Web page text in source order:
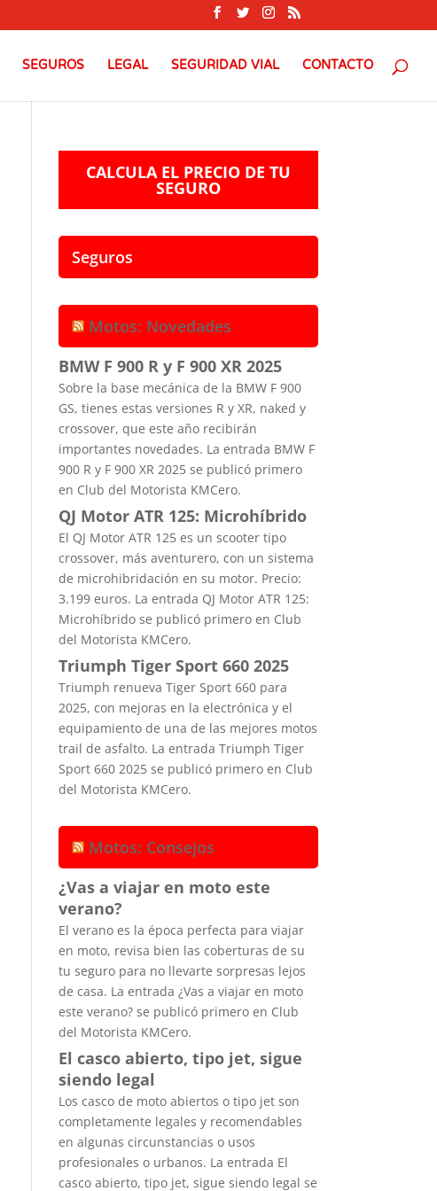
SEGUROS LEGAL SEGURIDAD VIAL CONTACTO
CALCULA EL PRECIO DE TU
SEGURO
Seguros
Motos: Novedades
BMW F 900 R y F 900 XR 2025
Sobre la base mecánica de la BMW F 900
GS, tienes estas versiones R y XR, naked y
crossover, que este año recibirán
importantes novedades. La entrada BMW F
900 R y F 900 XR 2025 se publicó primero
en Club del Motorista KMCero.
QJ Motor ATR 125: Microhíbrido
El QJ Motor ATR 125 es un scooter tipo
crossover, más aventurero, con un sistema
de microhibridación en su motor. Precio:
3.199 euros. La entrada QJ Motor ATR 125:
Microhíbrido se publicó primero en Club
del Motorista KMCero.
Triumph Tiger Sport 660 2025
Triumph renueva Tiger Sport 660 para
2025, con mejoras en la electrónica y el
equipamiento de una de las mejores motos
trail de asfalto. La entrada Triumph Tiger
Sport 660 2025 se publicó primero en Club
del Motorista KMCero.
Motos: Consejos
¿Vas a viajar en moto este
verano?
El verano es la época perfecta para viajar
en moto, revisa bien las coberturas de su
tu seguro para no llevarte sorpresas lejos
de casa. La entrada ¿Vas a viajar en moto
este verano? se publicó primero en Club
del Motorista KMCero.
El casco abierto, tipo jet, sigue
siendo legal
Los casco de moto abiertos o tipo jet son
completamente legales y recomendables
en algunas circunstancias o usos
profesionales o urbanos. La entrada El
casco abierto, tipo jet, sigue siendo legal se